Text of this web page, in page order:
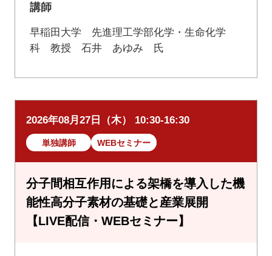
講師
早稲田大学 先進理工学部化学・生命化学
科 教授 石井 あゆみ 氏
2026年08月27日（木） 10:30-16:30
単独講師 WEBセミナー
分子間相互作用による架橋を導入した機
能性高分子素材の基礎と産業展開
【LIVE配信・WEBセミナー】